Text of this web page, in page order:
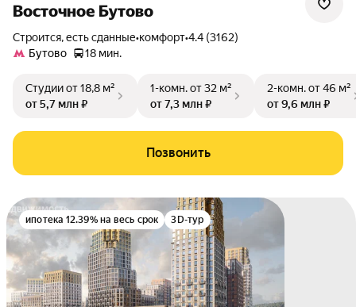
Восточное Бутово
Строится, есть сданные•комфорт•4.4 (3162)
Бутово
18 мин.
Студииот 18,8 м²
от 5,7 млн ₽
1-комн.от 32 м²
от 7,3 млн ₽
2-комн.от 46 м²
от 9,6 млн ₽
Позвонить
ипотека 12.39% на весь срок 3D-тур